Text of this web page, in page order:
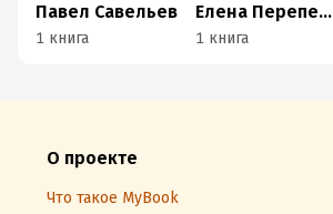
Павел Савельев
1 книга
Елена Перепелкина
1 книга
О проекте
Что такое MyBook